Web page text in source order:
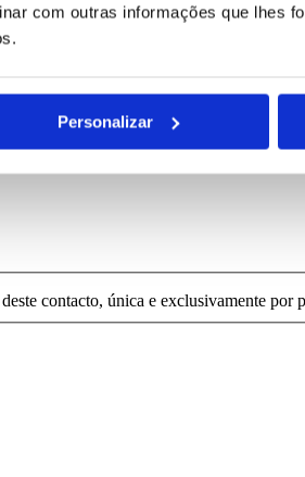
com outras informações que lhes
Personalizar
contacto, única e exclusivamente por